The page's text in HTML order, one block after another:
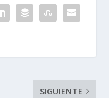
SIGUIENTE